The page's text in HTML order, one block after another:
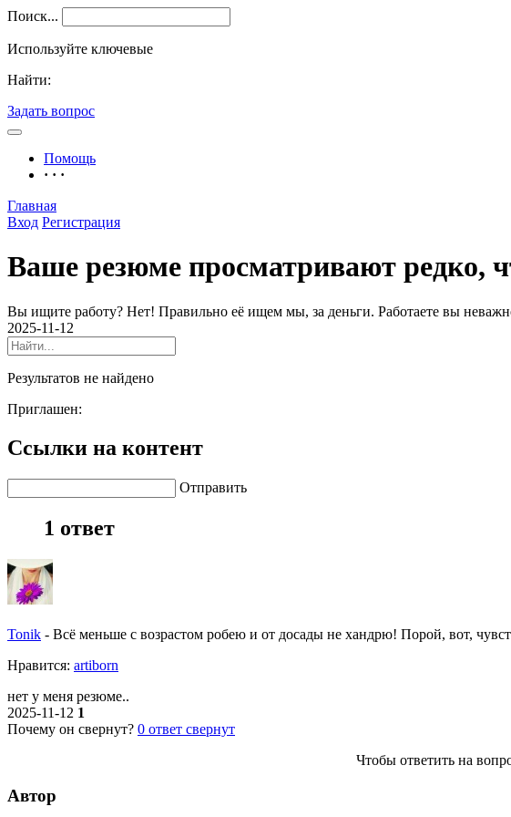
Поиск...
Используйте ключевые
Найти:
Задать вопрос
Помощь
· · ·
Главная
Вход Регистрация
Ваше резюме просматривают редко,
Вы ищите работу? Нет! Правильно её ищем мы, за деньги. Работаете вы
2025-11-12
Результатов не найдено
Приглашен:
Ссылки на контент
Отправить
1 ответ
Tonik - Всё меньше с возрастом робею и от досады не хандрю! Порой, вот,
Нравитcя: artiborn
нет у меня резюме..
2025-11-12 1
Почему он свернут? 0 ответ свернут
Чтобы ответить на
Автор